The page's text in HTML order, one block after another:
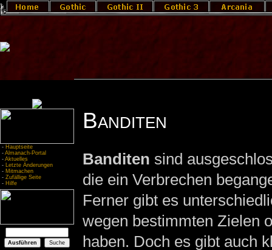
- Hauptseite
- Almanach-Portal
- Aktuelles
- Letzte Änderungen
- Mitmachen
- Zufällige Seite
- Hilfe
Banditen
Banditen sind
die ein Verbrechen
Ferner gibt es
wegen bestimmten Zielen
haben. Doch es gibt auch